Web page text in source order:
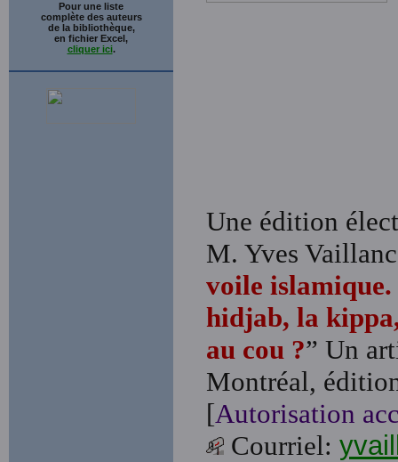
Pour une liste
complète des auteurs
de la bibliothèque,
en fichier Excel,
cliquer ici.
Une édition
M. Yves
voile islamique.
hidjab, la
au cou ?” Un
Montréal,
[Autorisation
Courriel: